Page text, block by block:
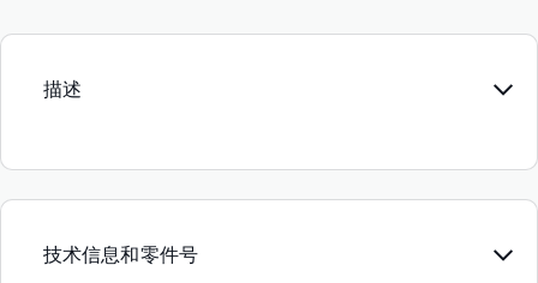
描述
技术信息和零件号